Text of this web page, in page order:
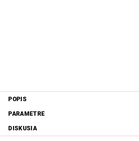
POPIS
PARAMETRE
DISKUSIA